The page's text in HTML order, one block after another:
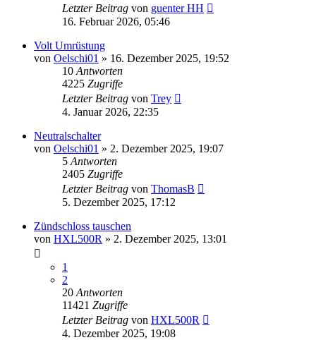
Letzter Beitrag von guenter HH
16. Februar 2026, 05:46
Volt Umrüstung
von Oelschi01 » 16. Dezember 2025, 19:52
10 Antworten
4225 Zugriffe
Letzter Beitrag von Trey
4. Januar 2026, 22:35
Neutralschalter
von Oelschi01 » 2. Dezember 2025, 19:07
5 Antworten
2405 Zugriffe
Letzter Beitrag von ThomasB
5. Dezember 2025, 17:12
Zündschloss tauschen
von HXL500R » 2. Dezember 2025, 13:01
1
2
20 Antworten
11421 Zugriffe
Letzter Beitrag von HXL500R
4. Dezember 2025, 19:08